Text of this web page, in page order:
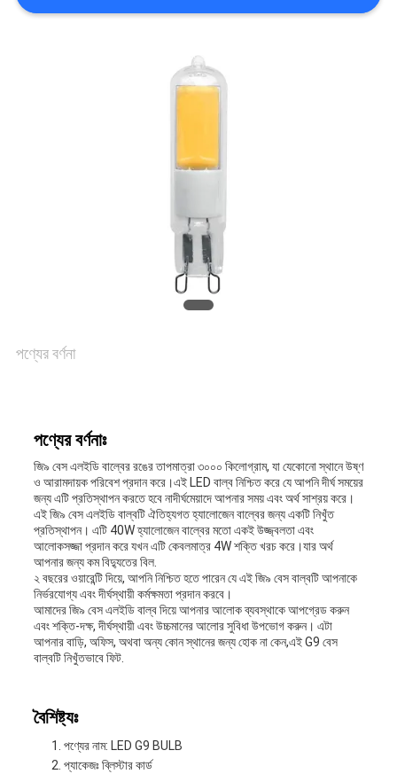
PRIVACY
POLICY
পণ্যের বর্ণনা
পণ্যের বর্ণনাঃ
জি৯ বেস এলইডি বাল্বের রঙের তাপমাত্রা ৩০০০ কিলোগ্রাম, যা যেকোনো স্থানে উষ্ণ
ও আরামদায়ক পরিবেশ প্রদান করে।এই LED বাল্ব নিশ্চিত করে যে আপনি দীর্ঘ সময়ের
জন্য এটি প্রতিস্থাপন করতে হবে নাদীর্ঘমেয়াদে আপনার সময় এবং অর্থ সাশ্রয় করে।
এই জি৯ বেস এলইডি বাল্বটি ঐতিহ্যগত হ্যালোজেন বাল্বের জন্য একটি নিখুঁত
প্রতিস্থাপন। এটি 40W হ্যালোজেন বাল্বের মতো একই উজ্জ্বলতা এবং
আলোকসজ্জা প্রদান করে যখন এটি কেবলমাত্র 4W শক্তি খরচ করে।যার অর্থ
আপনার জন্য কম বিদ্যুতের বিল.
২ বছরের ওয়ারেন্টি দিয়ে, আপনি নিশ্চিত হতে পারেন যে এই জি৯ বেস বাল্বটি আপনাকে
নির্ভরযোগ্য এবং দীর্ঘস্থায়ী কর্মক্ষমতা প্রদান করবে।
আমাদের জি৯ বেস এলইডি বাল্ব দিয়ে আপনার আলোক ব্যবস্থাকে আপগ্রেড করুন
এবং শক্তি-দক্ষ, দীর্ঘস্থায়ী এবং উচ্চমানের আলোর সুবিধা উপভোগ করুন। এটা
আপনার বাড়ি, অফিস, অথবা অন্য কোন স্থানের জন্য হোক না কেন,এই G9 বেস
বাল্বটি নিখুঁতভাবে ফিট.
বৈশিষ্ট্যঃ
পণ্যের নাম: LED G9 BULB
প্যাকেজঃ ব্লিস্টার কার্ড